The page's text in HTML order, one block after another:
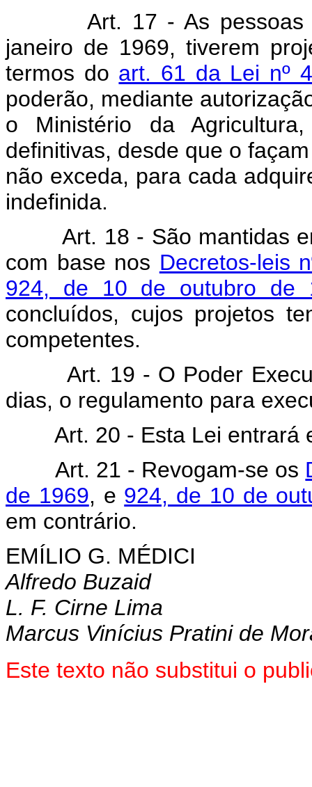
Art. 17 - As
janeiro de 1969, tiverem
termos do art. 61 da Lei nº
poderão, mediante
o Ministério da
definitivas, desde que o
não exceda, para cada
indefinida.
Art. 18 - São mantidas
com base nos Decretos-leis
924, de 10 de outubro de
concluídos, cujos projetos
competentes.
Art. 19 - O Poder
dias, o regulamento para
Art. 20 - Esta Lei entrará
Art. 21 - Revogam-se os
de 1969, e 924, de 10 de
em contrário.
EMÍLIO G. MÉDICI
Alfredo Buzaid
L. F. Cirne Lima
Marcus Vinícius Pratini de
Este texto não substitui o